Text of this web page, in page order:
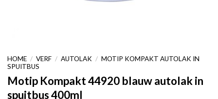
HOME / VERF / AUTOLAK / MOTIP KOMPAKT AUTOLAK IN
SPUITBUS
Motip Kompakt 44920 blauw autolak in
spuitbus 400ml